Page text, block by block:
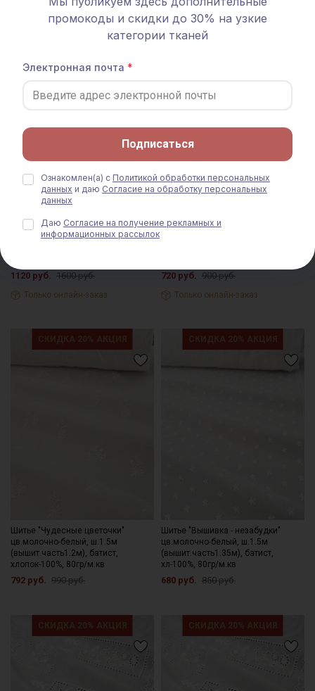
- 30% ТКАНЬ В ОТРЕЗАХ
Мерный лоскут Шитье "Элен"
(фестоны с 2х сторон) цв.молочно-
1120 руб. 1600 руб.
Только онлайн-заказ
СКИДКА 20% АКЦИЯ
Шитье "Шесть лепесточков"
720 руб. 900 руб.
Только онлайн-заказ
Шитье "Чудесные цветочки"
цв.молочно-белый, ш.1.5м
(вышит.часть1.2м), батист,
хлопок-100%, 80гр/м.кв
792 руб. 990 руб.
Шитье "Вышивка - незабудки"
цв.молочно-белый, ш.1.5м
(вышит.часть1.35м), батист,
хл-100%, 80гр/м.кв
680 руб. 850 руб.
промокоды и скидки до 30% на узкие
категории тканей
Электронная почта
Подписаться
Ознакомлен(а) с Политикой обработки персональных
данных и даю Согласие на обработку персональных
данных
Даю Согласие на получение рекламных и
информационных рассылок